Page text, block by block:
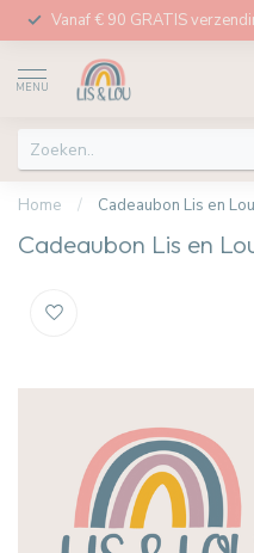
Vanaf € 90 GRATIS
MENU
Home / Cadeaubon Lis en Lou
Cadeaubon Lis en